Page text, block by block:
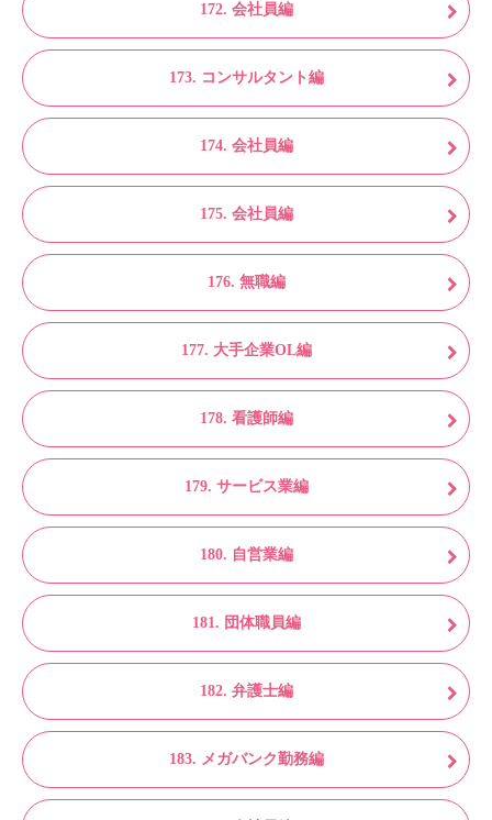
172. 会社員編
173. コンサルタント編
174. 会社員編
175. 会社員編
176. 無職編
177. 大手企業OL編
178. 看護師編
179. サービス業編
180. 自営業編
181. 団体職員編
182. 弁護士編
183. メガバンク勤務編